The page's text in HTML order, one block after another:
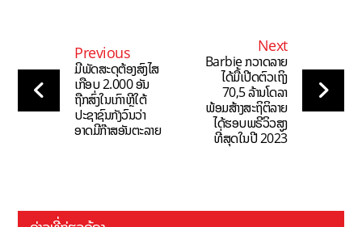
Previous
ມີພັດສະດຸຕ້ອງສົງໄສ
ເກືອບ 2.000 ອັນ
ຖືກສົ່ງໃນເກົາຫຼີໃຕ້
ປະຊາຊົນກັງວົນວ່າ
ອາດມີກ໊າສອັນຕະລາຍ
Next
Barbie ກວາດລາຍ
ໄດ້ມື້ເປີດຕົວເຖິງ
70,5 ລ້ານໂດລາ
ພ້ອມສ້າງສະຖິຕິລາຍ
ໄດ້ຮອບພຣີວິວສູງ
ທີ່ສຸດໃນປີ 2023